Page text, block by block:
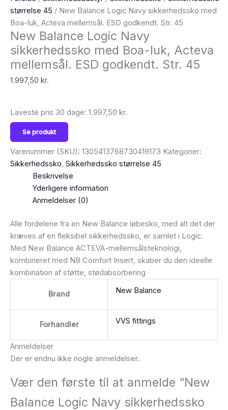
størrelse 45 / New Balance Logic Navy sikkerhedssko med
Boa-luk, Acteva mellemsål. ESD godkendt. Str. 45
New Balance Logic Navy
sikkerhedssko med Boa-luk, Acteva
mellemsål. ESD godkendt. Str. 45
1.997,50 kr.
Laveste pris 30 dage: 1.997,50 kr.
Se produkt
Varenummer (SKU): 1305413768730419173 Kategorier:
Sikkerhedssko, Sikkerhedssko størrelse 45
Beskrivelse
Yderligere information
Anmeldelser (0)
Alle fordelene fra en New Balance løbesko, med alt det der
kræves af en fleksibel sikkerhedssko, er samlet i Logic.
Med New Balance ACTEVA-mellemsålsteknologi,
kombineret med NB Comfort Insert, skaber du den ideelle
kombination af støtte, stødabsorbering
Brand New Balance
Forhandler VVS fittings
Anmeldelser
Der er endnu ikke nogle anmeldelser.
Vær den første til at anmelde “New
Balance Logic Navy sikkerhedssko